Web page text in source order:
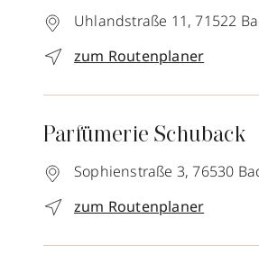
Uhlandstraße 11, 71522
zum Routenplaner
Parfümerie Schuback
Sophienstraße 3, 76530
zum Routenplaner